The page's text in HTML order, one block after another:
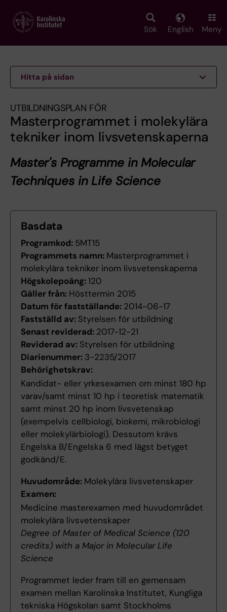
main
Sök English Meny
Hitta på sidan
UTBILDNINGSPLAN FÖR
Masterprogrammet i molekylära
tekniker inom livsvetenskaperna
Master's Programme in Molecular
Techniques in Life Science
Basdata
Programkod: 5MT15
Programmets namn: Masterprogrammet i
molekylära tekniker inom livsvetenskaperna
Högskolepoäng:120
Gäller från: Hösttermin 2015
Datum för fastställande: 2014-06-17
Fastställd av: Styrelsen för utbildning
Senast reviderad: 2017-12-21
Reviderad av: Styrelsen för utbildning
Diarienummer: 3-2235/2017
Behörighetskrav:
Kandidat- eller yrkesexamen om minst 180 hp
varav/samt minst 10 hp i teoretisk matematik
samt minst 20 hp inom livsvetenskap
(exempelvis cellbiologi, biokemi, mikrobiologi
eller molekylärbiologi). Dessutom krävs
Engelska B/Engelska 6 med lägst betyget
godkänd/E.
Huvudområde: Molekylära livsvetenskaper
Examen:
Medicine masterexamen med huvudområdet
molekylära livsvetenskaper
Degree of Master of Medical Science (120
credits) with a Major in Molecular Life
Science
Programmet leder fram till en gemensam
examen mellan Karolinska Institutet, Kungliga
tekniska Högskolan samt Stockholms